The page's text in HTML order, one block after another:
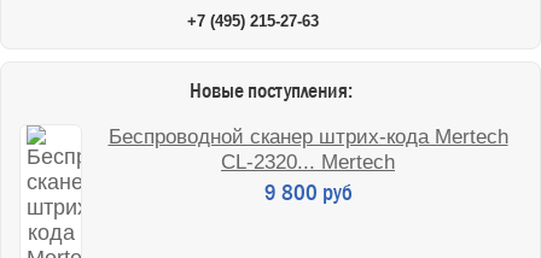
+7 (495) 215-27-63
Новые поступления:
Беспроводной сканер штрих-кода Mertech
CL-2320... Mertech
9 800 руб